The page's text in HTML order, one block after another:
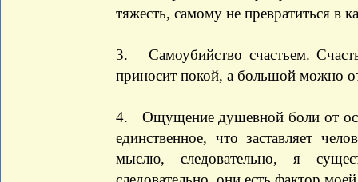
тяжесть, самому не превратиться в
3. Самоубийство счастьем.
приносит покой, а большой можно
4. Ощущение душевной боли от
единственное, что заставляет
мыслю, следовательно, я